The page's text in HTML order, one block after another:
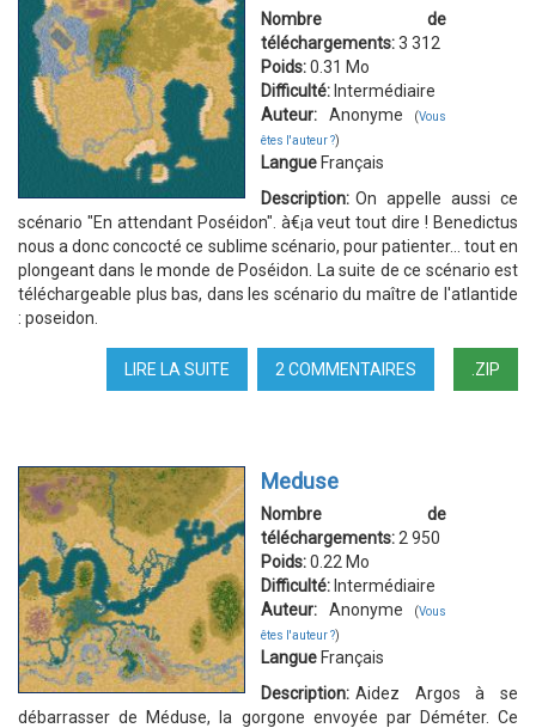
Nombre de
téléchargements:3 312
Poids:0.31 Mo
Difficulté: Intermédiaire
Auteur: Anonyme (Vous
êtes l'auteur ?)
Langue Français
Description: On appelle aussi ce
scénario "En attendant Poséidon". à€¡a veut tout dire ! Benedictus
nous a donc concocté ce sublime scénario, pour patienter... tout en
plongeant dans le monde de Poséidon. La suite de ce scénario est
téléchargeable plus bas, dans les scénario du maître de l'atlantide
: poseidon.
.ZIP
LIRE LA SUITE
NÉO
2 COMMENTAIRES
Meduse
Nombre de
téléchargements: 2 950
Poids:0.22 Mo
Difficulté: Intermédiaire
Auteur: Anonyme (Vous
êtes l'auteur ?)
Langue Français
Description: Aidez Argos à se
débarrasser de Méduse, la gorgone envoyée par Déméter. Ce